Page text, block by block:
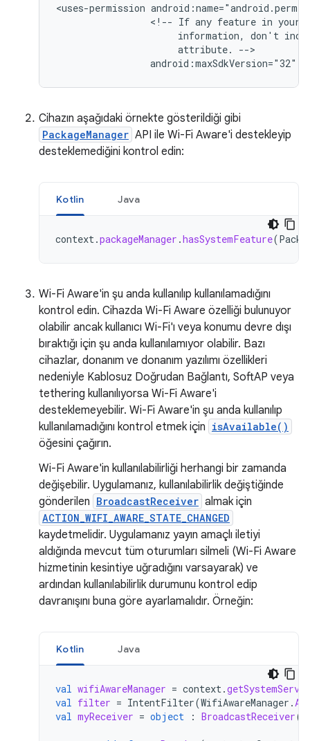
<uses-permission
<!-- If any feature in your
information,
don't
attribute.
android:maxSdkVersion="32"
Cihazın aşağıdaki örnekte gösterildiği gibi
PackageManager API ile Wi-Fi Aware'i destekleyip
desteklemediğini kontrol edin:
Kotlin Java
context.packageManager .hasSystemFeature(
Wi-Fi Aware'in şu anda kullanılıp kullanılamadığını
kontrol edin. Cihazda Wi-Fi Aware özelliği bulunuyor
olabilir ancak kullanıcı Wi-Fi'ı veya konumu devre dışı
bıraktığı için şu anda kullanılamıyor olabilir. Bazı
cihazlar, donanım ve donanım yazılımı özellikleri
nedeniyle Kablosuz Doğrudan Bağlantı, SoftAP veya
tethering kullanılıyorsa Wi-Fi Aware'i
desteklemeyebilir. Wi-Fi Aware'in şu anda kullanılıp
kullanılamadığını kontrol etmek için isAvailable()
öğesini çağırın.
Wi-Fi Aware'in kullanılabilirliği herhangi bir zamanda
değişebilir. Uygulamanız, kullanılabilirlik değiştiğinde
gönderilen BroadcastReceiver almak için
ACTION_WIFI_AWARE_STATE_CHANGED
kaydetmelidir. Uygulamanız yayın amaçlı iletiyi
aldığında mevcut tüm oturumları silmeli (Wi-Fi Aware
hizmetinin kesintiye uğradığını varsayarak) ve
ardından kullanılabilirlik durumunu kontrol edip
davranışını buna göre ayarlamalıdır. Örneğin:
Kotlin Java
val wifiAwareManager = context.
val filter = IntentFilter(WifiAwareManager .
val myReceiver = object : BroadcastReceiver()